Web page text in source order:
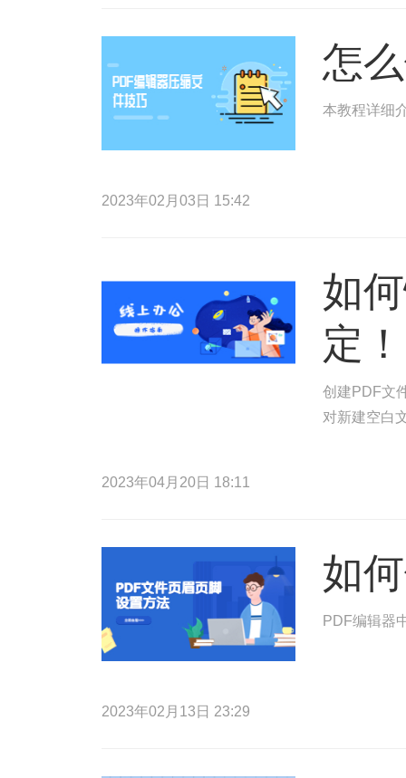
怎
本教程详细
2023年02月03日 15:42
如
定！
创建PDF文
对新建空白
2023年04月20日 18:11
如
PDF编辑器
2023年02月13日 23:29